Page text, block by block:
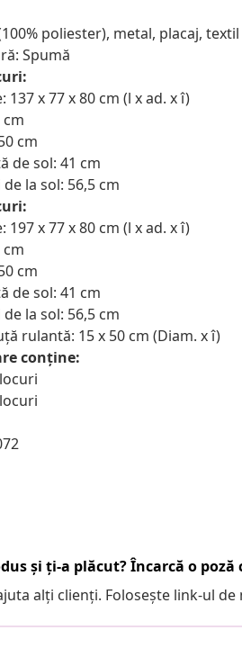
poliester), metal, placaj, textil
Spumă
x 77 x 80 cm (l x ad. x î)
cm
cm
de sol: 41 cm
la sol: 56,5 cm
x 77 x 80 cm (l x ad. x î)
cm
cm
de sol: 41 cm
la sol: 56,5 cm
rulantă: 15 x 50 cm (Diam. x î)
conține:
și ți-a plăcut? Încarcă o poză
alți clienți. Folosește link-ul de